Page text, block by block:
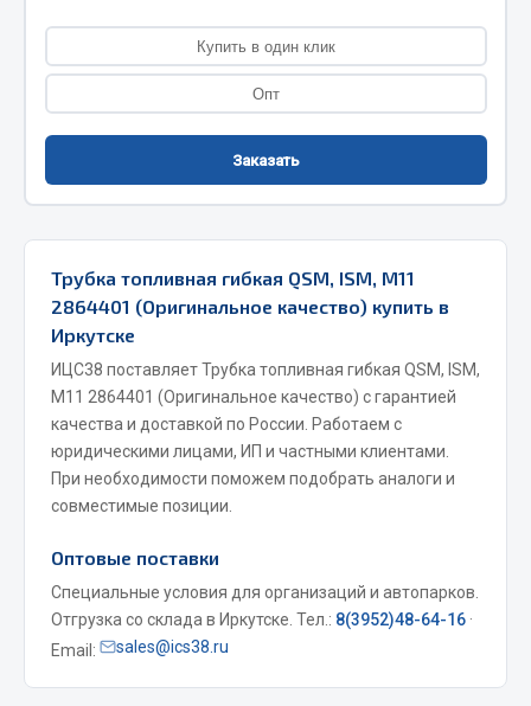
Трубки, муфты, гайки
Фитинги
Инструмент
Автомобильный инструмент
Измерительный инструмент
Крепежный инструмент
Режущий инструмент
Силовое оборудование
Столярный инструмент
Показать ещё
Весь раздел
Купить в один клик
Опт
Заказать
Трубка топливная гибкая QSM, ISM, M11
2864401 (Оригинальное качество) купить в
Иркутске
ИЦС38 поставляет Трубка топливная гибкая QSM, ISM,
M11 2864401 (Оригинальное качество) с гарантией
качества и доставкой по России. Работаем с
юридическими лицами, ИП и частными клиентами.
При необходимости поможем подобрать аналоги и
совместимые позиции.
Оптовые поставки
Специальные условия для организаций и автопарков.
Отгрузка со склада в Иркутске. Тел.: 8(3952)48-64-16 ·
Email:
sales@ics38.ru